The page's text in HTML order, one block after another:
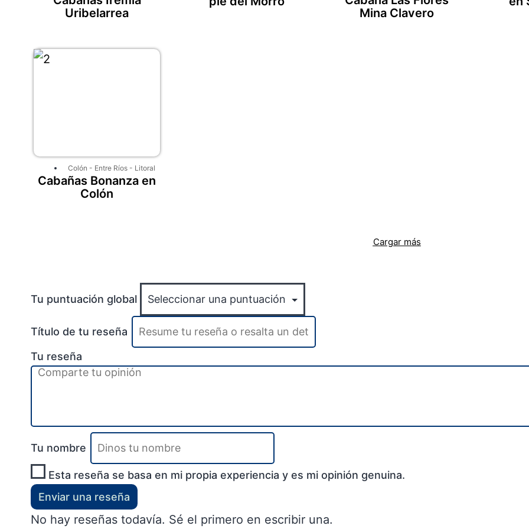
Uribelarrea
Mina Clavero
Colón - Entre Ríos - Litoral
Cabañas Bonanza en
Colón
Cargar más
Tu puntuación global
Título de tu reseña
Tu reseña
Tu nombre
Esta reseña se basa en mi propia experiencia y es mi opinión genuina.
Enviar una reseña
No hay reseñas todavía. Sé el primero en escribir una.